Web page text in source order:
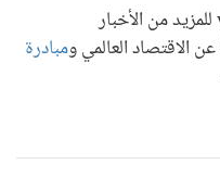
تابعونا على تويتر @worldbankdata للمزيد من الأخبار
الاقتصاد العالمي ومبادرة